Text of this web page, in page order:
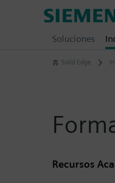
Solid Edge
Recursos
Soluciones